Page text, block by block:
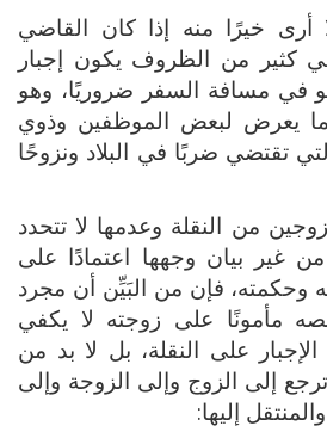
خيرًا منه إذا كان القاضي
كثير من الظروف يكون إجبار
في مسافة السفر ضروريًا، وهو
يعرض لبعض الموظفين وذوي
تقتضي ضربًا في البلاد ونزوحًا
من النقلة وعدمها لا تتحدد
غير بيان وجهها اعتمادًا على
وحكمته، فإن من البَيِّن أن مجرد
مأمونًا على زوجته لا يكفي
على النقلة، بل لا بد من
إلى الزوج وإلى الزوجة وإلى
إليها: